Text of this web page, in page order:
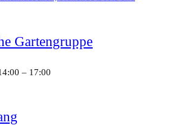
Gartengruppe
– 17:00